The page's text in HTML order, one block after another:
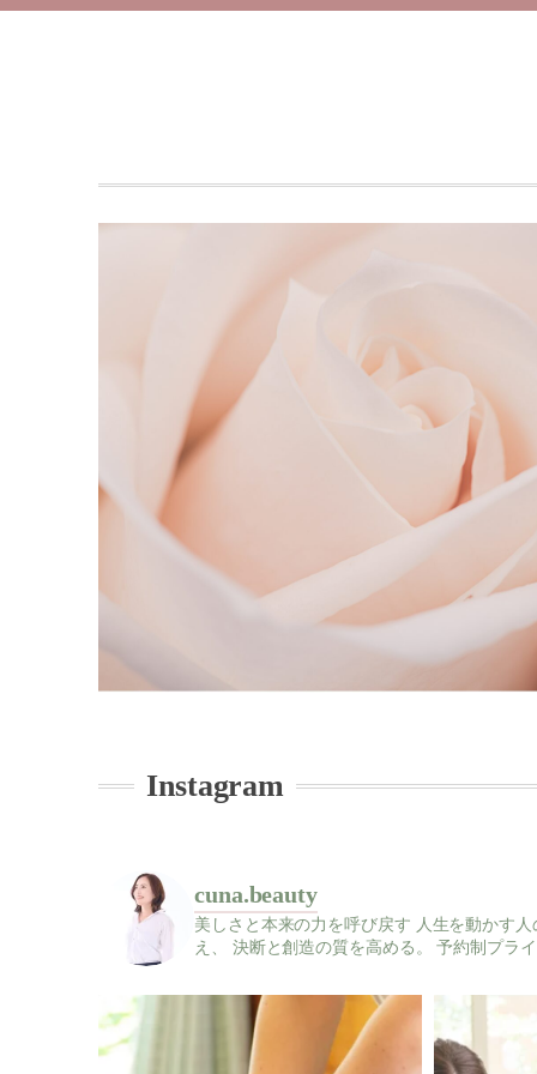
Instagram
cuna.beauty
美しさと本来の力を呼び戻す 人生を動かす
え、
決断と創造の質を高める。 予約制プラ